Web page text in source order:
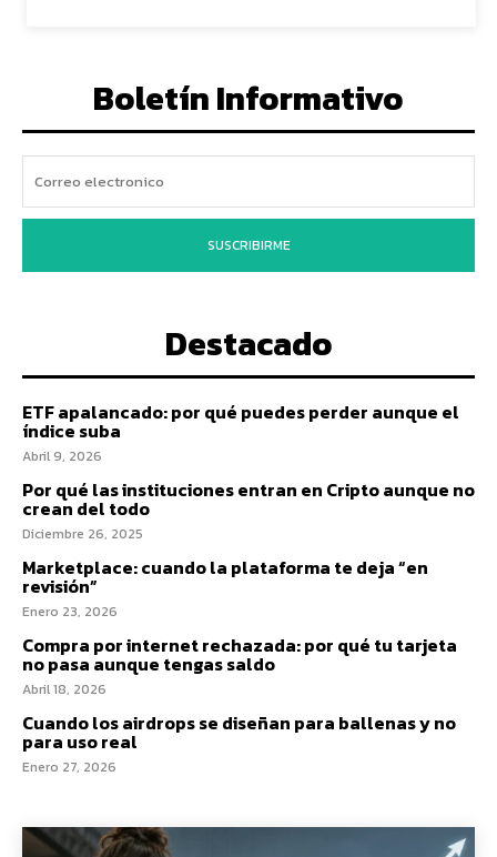
Boletín Informativo
SUSCRIBIRME
Destacado
ETF apalancado: por qué puedes perder aunque el
índice suba
Abril 9, 2026
Por qué las instituciones entran en Cripto aunque no
crean del todo
Diciembre 26, 2025
Marketplace: cuando la plataforma te deja “en
revisión”
Enero 23, 2026
Compra por internet rechazada: por qué tu tarjeta
no pasa aunque tengas saldo
Abril 18, 2026
Cuando los airdrops se diseñan para ballenas y no
para uso real
Enero 27, 2026